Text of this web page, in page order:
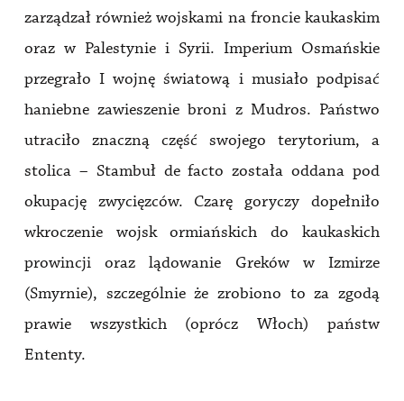
zarządzał również wojskami na froncie kaukaskim
oraz w Palestynie i Syrii. Imperium Osmańskie
przegrało I wojnę światową i musiało podpisać
haniebne zawieszenie broni z Mudros. Państwo
utraciło znaczną część swojego terytorium, a
stolica – Stambuł de facto została oddana pod
okupację zwycięzców. Czarę goryczy dopełniło
wkroczenie wojsk ormiańskich do kaukaskich
prowincji oraz lądowanie Greków w Izmirze
(Smyrnie), szczególnie że zrobiono to za zgodą
prawie wszystkich (oprócz Włoch) państw
Ententy.